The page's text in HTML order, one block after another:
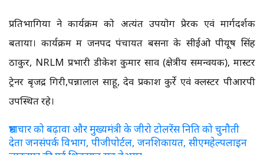
प्रतिभागियों ने कार्यक्रम को अत्यंत उपयोग प्रेरक एवं मार्गदर्शक
बताया। कार्यक्रम में जनपद पंचायत बसना के सीईओ पीयूष सिंह
ठाकुर, NRLM प्रभारी डीकेश कुमार साव (क्षेत्रीय समन्वयक), मास्टर
ट्रेनर बृजेंद्र गिरी,पन्नालाल साहू, देव प्रकाश कुर्रे एवं क्लस्टर पीआरपी
उपस्थित रहे।
भ्रष्टाचार को बढ़ावा और मुख्यमंत्री के जीरो टोलरेंस निति को चुनौती
देता जनसंपर्क विभाग, पीजीपोर्टल, जनशिकायत, सीएमहेल्पलाइन